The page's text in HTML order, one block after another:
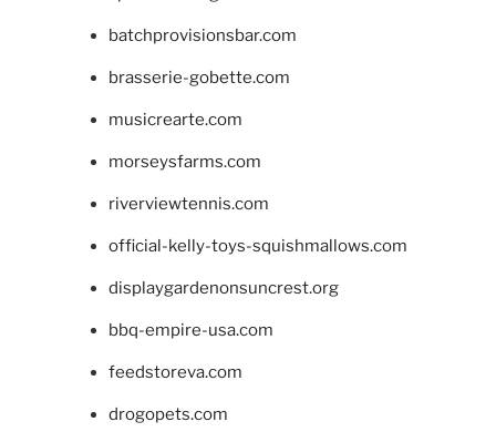
batchprovisionsbar.com
brasserie-gobette.com
musicrearte.com
morseysfarms.com
riverviewtennis.com
official-kelly-toys-squishmallows.com
displaygardenonsuncrest.org
bbq-empire-usa.com
feedstoreva.com
drogopets.com